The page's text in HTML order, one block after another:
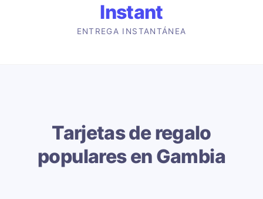
Instant
ENTREGA INSTANTÁNEA
Tarjetas de regalo
populares en Gambia